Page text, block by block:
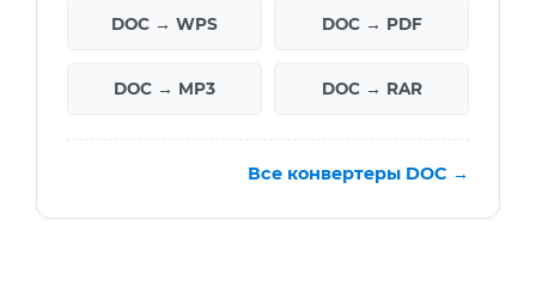
DOC → WPS DOC → PDF
DOC → MP3 DOC → RAR
Все конвертеры DOC →